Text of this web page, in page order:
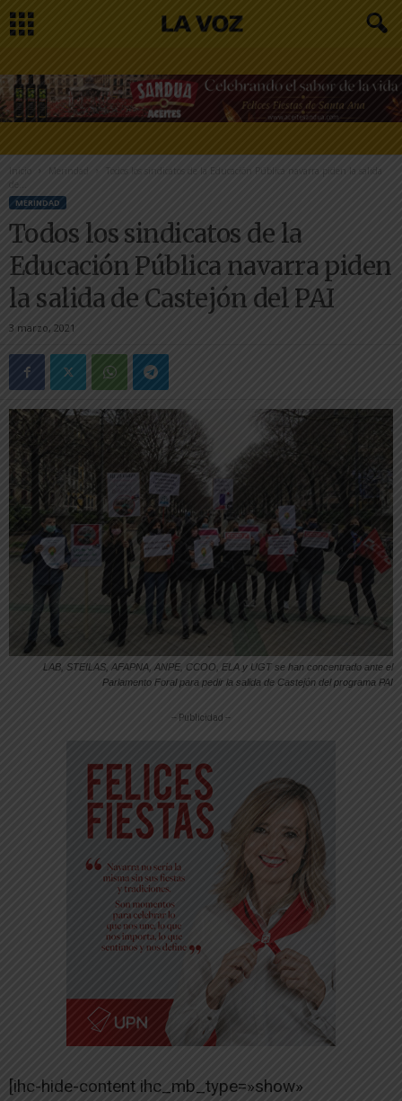
Inicio
Todos los sindicatos de la Educación Pública navarra piden la salida
MERINDAD
Todos los sindicatos de la
Educación Pública navarra piden
la salida de Castejón del PAI
3 marzo, 2021
LAB, STEILAS, AFAPNA, ANPE, CCOO, ELA y UGT se han concentrado ante el
Parlamento Foral para pedir la salida de Castejón del programa PAI
-- Publicidad --
[ihc-hide-content ihc_mb_type=»show»